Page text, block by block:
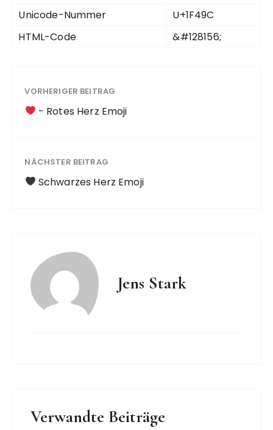
Unicode-Nummer
U+1F49C
HTML-Code &#128156;
VORHERIGER BEITRAG
- Rotes Herz Emoji
NÄCHSTER BEITRAG
Schwarzes Herz Emoji
Jens Stark
Verwandte Beiträge